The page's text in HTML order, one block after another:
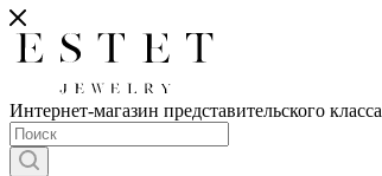
Интернет-магазин представительского класса